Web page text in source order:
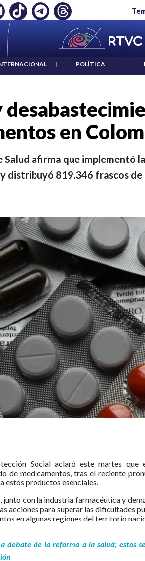
NO ES UN CRIMEN": CARTA DE BETO
| POLÍTICA |
en
Salud afirma que implementó
distribuyó 819.346 frascos
Social aclaró este martes que
de medicamentos, tras el reciente
estos productos esenciales.
junto con la industria farmacéutica y
acciones para superar las dificultades
en algunas regiones del territorio
debate de la reforma a la salud; estos